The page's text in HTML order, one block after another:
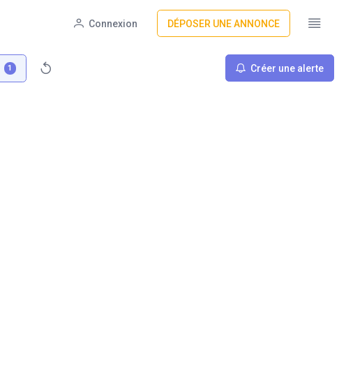
Connexion DÉPOSER UNE ANNONCE
1 Créer une alerte